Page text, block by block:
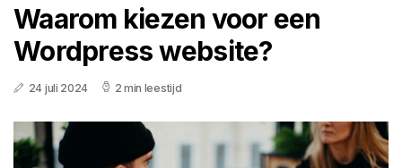
Waarom kiezen voor een
Wordpress website?
24 juli 2024 2 min leestijd